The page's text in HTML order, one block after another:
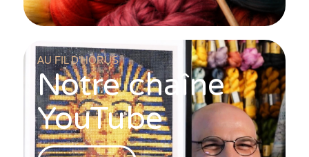
AU FIL D’HORUS
Notre chaîne
YouTube